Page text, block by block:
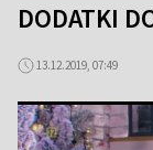
DODATKI
13.12.2019, 07:49